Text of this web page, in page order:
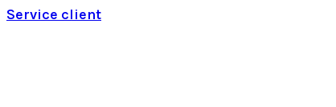
Service client